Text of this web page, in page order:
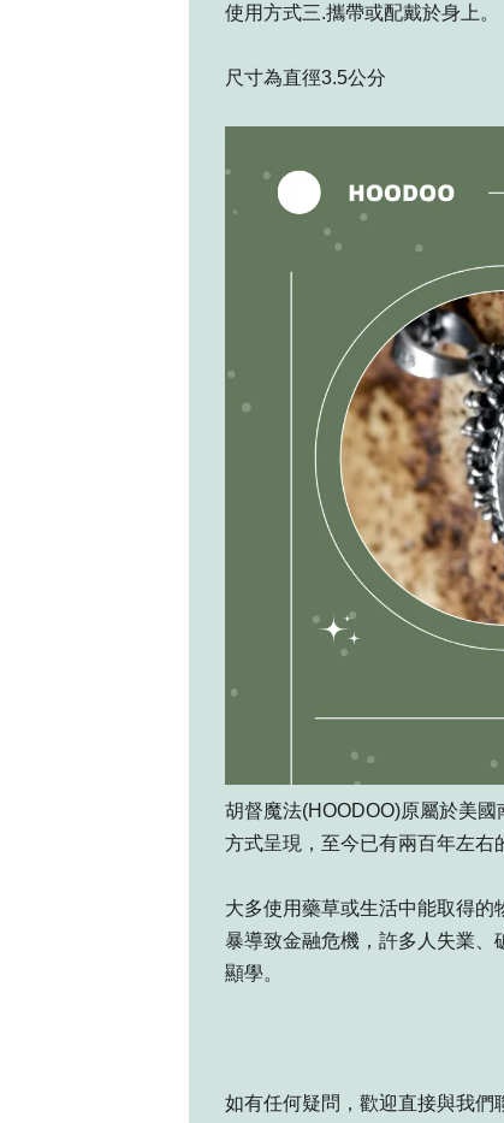
使用方式三.攜帶或配戴於身上。
尺寸為直徑3.5公分
胡督魔法(HOODOO)原屬於美
方式呈現，至今已有兩百年左右
大多使用藥草或生活中能取得
暴導致金融危機，許多人失業、
顯學。
如有任何疑問，歡迎直接與我們